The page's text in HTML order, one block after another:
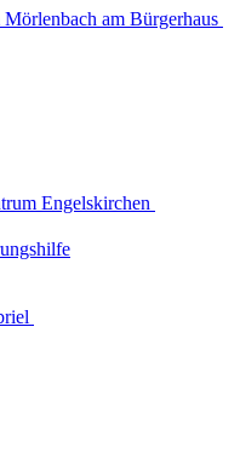
am Bürgerhaus
Engelskirchen